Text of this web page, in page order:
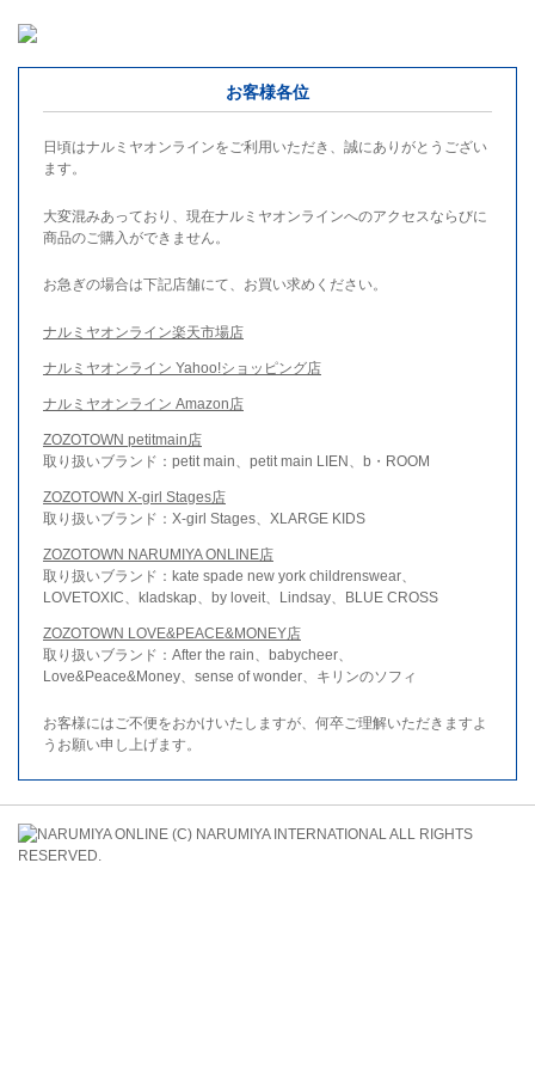
お客様各位
日頃はナルミヤオンラインをご利用いただき、誠にありがとうござい
ます。
大変混みあっており、現在ナルミヤオンラインへのアクセスならびに
商品のご購入ができません。
お急ぎの場合は下記店舗にて、お買い求めください。
ナルミヤオンライン楽天市場店
ナルミヤオンライン Yahoo!ショッピング店
ナルミヤオンライン Amazon店
ZOZOTOWN petitmain店
取り扱いブランド：petit main、petit main LIEN、b・ROOM
ZOZOTOWN X-girl Stages店
取り扱いブランド：X-girl Stages、XLARGE KIDS
ZOZOTOWN NARUMIYA ONLINE店
取り扱いブランド：kate spade new york childrenswear、
LOVETOXIC、kladskap、by loveit、Lindsay、BLUE CROSS
ZOZOTOWN LOVE&PEACE&MONEY店
取り扱いブランド：After the rain、babycheer、
Love&Peace&Money、sense of wonder、キリンのソフィ
お客様にはご不便をおかけいたしますが、何卒ご理解いただきますよ
うお願い申し上げます。